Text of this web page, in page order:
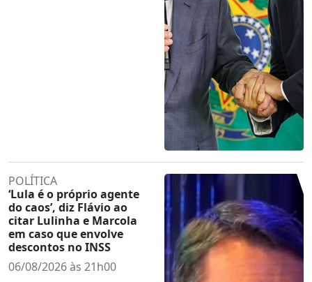
POLÍTICA
‘Lula é o próprio agente
do caos’, diz Flávio ao
citar Lulinha e Marcola
em caso que envolve
descontos no INSS
06/08/2026 às 21h00